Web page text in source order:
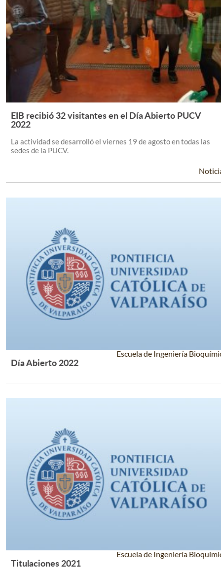
Leer Más +
EIB recibió 32 visitantes en el Día Abierto PUCV
2022
La actividad se desarrolló el viernes 19 de agosto en todas las
sedes de la PUCV.
Día Abierto 2022
Escuela de Ingeniería
Titulaciones 2021
Escuela de Ingeniería